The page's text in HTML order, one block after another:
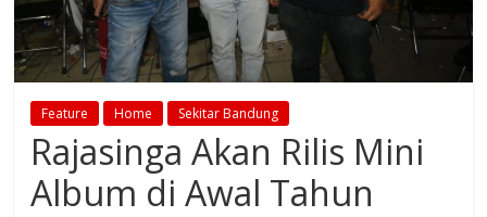
Feature Home Sekitar Bandung
Rajasinga Akan Rilis Mini
Album di Awal Tahun